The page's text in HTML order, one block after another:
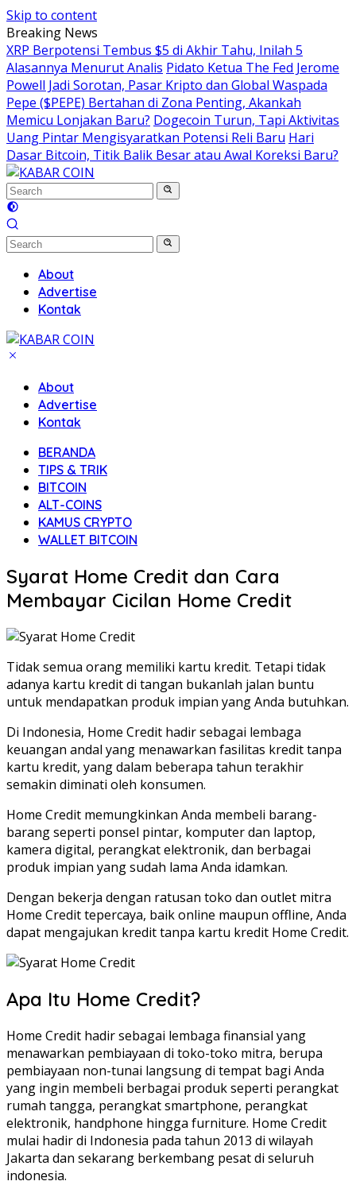
Skip to content
Breaking News
XRP Berpotensi Tembus $5 di Akhir Tahu, Inilah 5
Alasannya Menurut Analis Pidato Ketua The Fed Jerome
Powell Jadi Sorotan, Pasar Kripto dan Global Waspada
Pepe ($PEPE) Bertahan di Zona Penting, Akankah
Memicu Lonjakan Baru? Dogecoin Turun, Tapi Aktivitas
Uang Pintar Mengisyaratkan Potensi Reli Baru Hari
Dasar Bitcoin, Titik Balik Besar atau Awal Koreksi Baru?
About
Advertise
Kontak
About
Advertise
Kontak
BERANDA
TIPS & TRIK
BITCOIN
ALT-COINS
KAMUS CRYPTO
WALLET BITCOIN
Syarat Home Credit dan Cara
Membayar Cicilan Home Credit
Tidak semua orang memiliki kartu kredit. Tetapi tidak
adanya kartu kredit di tangan bukanlah jalan buntu
untuk mendapatkan produk impian yang Anda butuhkan.
Di Indonesia, Home Credit hadir sebagai lembaga
keuangan andal yang menawarkan fasilitas kredit tanpa
kartu kredit, yang dalam beberapa tahun terakhir
semakin diminati oleh konsumen.
Home Credit memungkinkan Anda membeli barang-
barang seperti ponsel pintar, komputer dan laptop,
kamera digital, perangkat elektronik, dan berbagai
produk impian yang sudah lama Anda idamkan.
Dengan bekerja dengan ratusan toko dan outlet mitra
Home Credit tepercaya, baik online maupun offline, Anda
dapat mengajukan kredit tanpa kartu kredit Home Credit.
Apa Itu Home Credit?
Home Credit hadir sebagai lembaga finansial yang
menawarkan pembiayaan di toko-toko mitra, berupa
pembiayaan non-tunai langsung di tempat bagi Anda
yang ingin membeli berbagai produk seperti perangkat
rumah tangga, perangkat smartphone, perangkat
elektronik, handphone hingga furniture. Home Credit
mulai hadir di Indonesia pada tahun 2013 di wilayah
Jakarta dan sekarang berkembang pesat di seluruh
indonesia.